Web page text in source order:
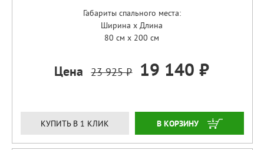
Габариты спального места:
Ширина x Длина
80 см x 200 см
Цена 23 925 ₽ 19 140 ₽
КУПИТЬ В 1 КЛИК ЗАКАЗАТЬ